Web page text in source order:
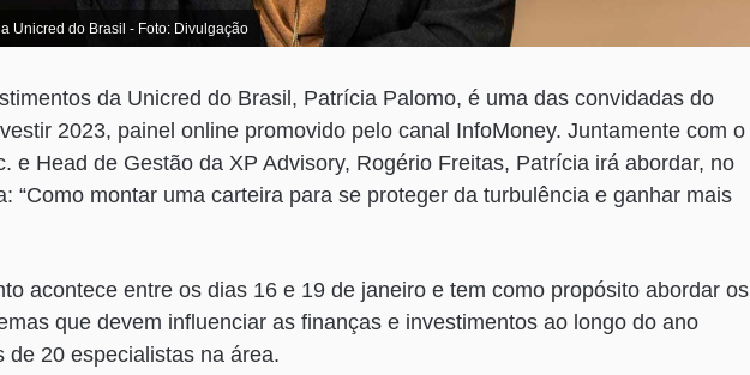
Unicred do Brasil - Foto: Divulgação
da Unicred do Brasil, Patrícia Palomo, é uma das convidadas do
2023, painel online promovido pelo canal InfoMoney. Juntamente com o
e Head de Gestão da XP Advisory, Rogério Freitas, Patrícia irá abordar, no
“Como montar uma carteira para se proteger da turbulência e ganhar mais
acontece entre os dias 16 e 19 de janeiro e tem como propósito abordar os
que devem influenciar as finanças e investimentos ao longo do ano
de 20 especialistas na área.